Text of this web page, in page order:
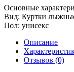
Основные
Вид: Куртки
Пол: унисекс
Описание
Отзывов (0)